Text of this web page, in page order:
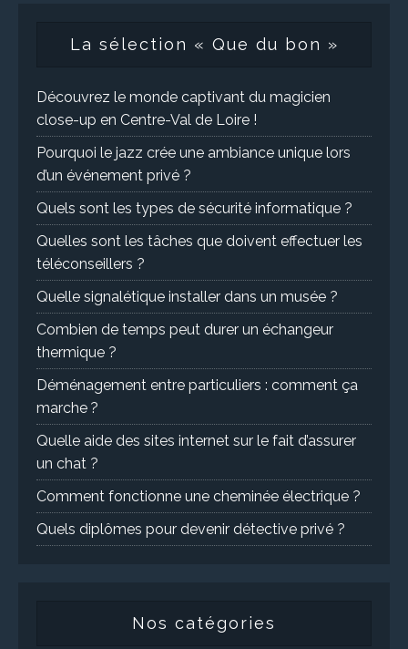
La sélection « Que du bon »
Découvrez le monde captivant du magicien
close-up en Centre-Val de Loire !
Pourquoi le jazz crée une ambiance unique lors
d’un événement privé ?
Quels sont les types de sécurité informatique ?
Quelles sont les tâches que doivent effectuer les
téléconseillers ?
Quelle signalétique installer dans un musée ?
Combien de temps peut durer un échangeur
thermique ?
Déménagement entre particuliers : comment ça
marche ?
Quelle aide des sites internet sur le fait d’assurer
un chat ?
Comment fonctionne une cheminée électrique ?
Quels diplômes pour devenir détective privé ?
Nos catégories